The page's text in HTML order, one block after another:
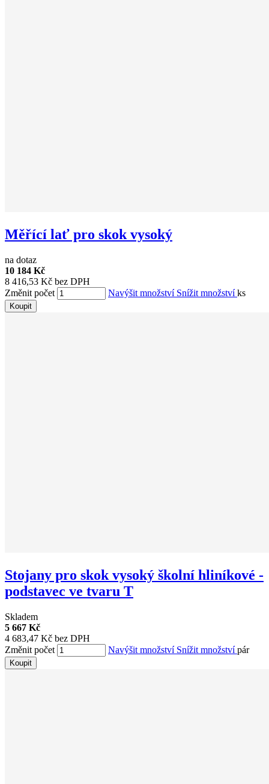
Měřící lať pro skok vysoký
na dotaz
10 184 Kč
8 416,53 Kč bez DPH
Změnit počet
Navýšit množství Snížit množstvíks
Koupit
Stojany pro skok vysoký školní hliníkové -
podstavec ve tvaru T
Skladem
5 667 Kč
4 683,47 Kč bez DPH
Změnit počet
Navýšit množství Snížit množstvípár
Koupit